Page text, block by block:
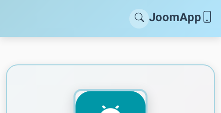
JoomApp